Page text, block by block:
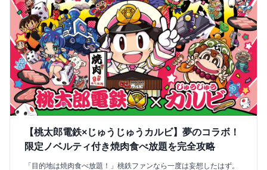
【桃太郎電鉄×じゅうじゅうカルビ】夢のコラボ！
限定ノベルティ付き焼肉食べ放題を完全攻略
「目的地は焼肉食べ放題！」桃鉄ファンなら一度は妄想したはず。